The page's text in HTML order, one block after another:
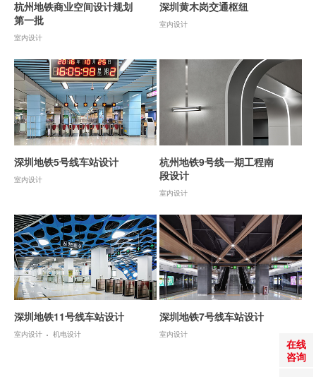
在线
咨询
杭州地铁商业空间设计规划
第一批
室内设计
深圳黄木岗交通枢纽
室内设计
深圳地铁5号线车站设计
室内设计
杭州地铁9号线一期工程南
段设计
室内设计
深圳地铁11号线车站设计
室内设计 机电设计
深圳地铁7号线车站设计
室内设计